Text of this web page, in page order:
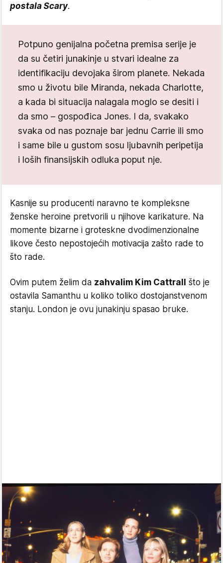
postala Scary.
Potpuno genijalna početna premisa serije je
da su četiri junakinje u stvari idealne za
identifikaciju devojaka širom planete. Nekada
smo u životu bile Miranda, nekada Charlotte,
a kada bi situacija nalagala moglo se desiti i
da smo – gospođica Jones. I da, svakako
svaka od nas poznaje bar jednu Carrie ili smo
i same bile u gustom sosu ljubavnih peripetija
i loših finansijskih odluka poput nje.
Kasnije su producenti naravno te kompleksne
ženske heroine pretvorili u njihove karikature. Na
momente bizarne i groteskne dvodimenzionalne
likove često nepostojećih motivacija zašto rade to
što rade.
Ovim putem želim da zahvalim Kim Cattrall što je
ostavila Samanthu u koliko toliko dostojanstvenom
stanju. London je ovu junakinju spasao bruke.